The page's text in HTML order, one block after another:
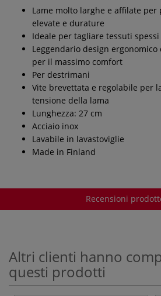
Lame molto larghe e affilate
elevate e durature
Ideale per tagliare tessuti
Leggendario design
per il massimo comfort
Per destrimani
Vite brevettata e regolabile per
tensione della lama
Lunghezza: 27 cm
Acciaio inox
Lavabile in lavastoviglie
Made in Finland
Recensioni
Altri clienti hanno
questi prodotti